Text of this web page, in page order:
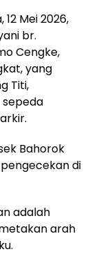
Mei 2026,
br.
Cengke,
yang
Titi,
sepeda
Bahorok
di
adalah
arah